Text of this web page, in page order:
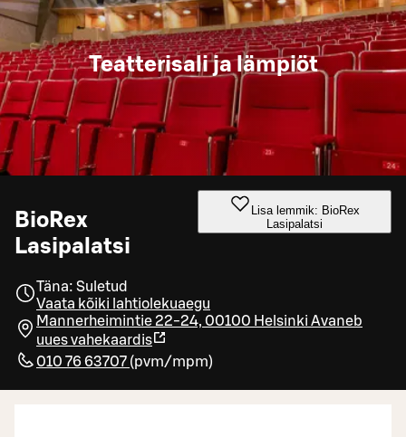
Teatterisali ja lämpiöt
BioRex
Lasipalatsi
Lisa lemmik: BioRex
Lasipalatsi
Täna: Suletud
Vaata kõiki lahtiolekuaegu
Mannerheimintie 22-24, 00100 Helsinki Avaneb
uues vahekaardis
010 76 63707 (pvm/mpm)